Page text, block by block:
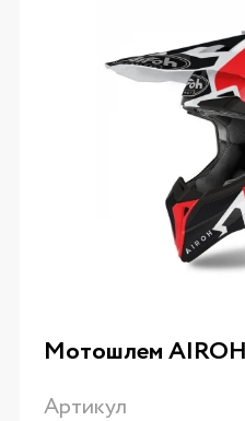
Мотошлем
Артикул